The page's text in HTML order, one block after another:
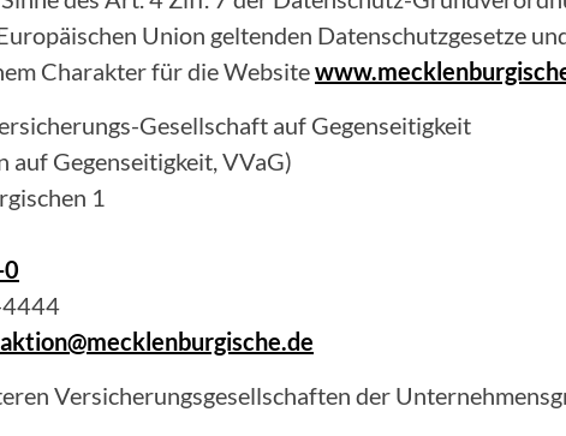
Union geltenden Datenschutzgesetze
Charakter für die Website
Gesellschaft auf Gegenseitigkeit
auf Gegenseitigkeit, VVaG)
1
Versicherungsgesellschaften der